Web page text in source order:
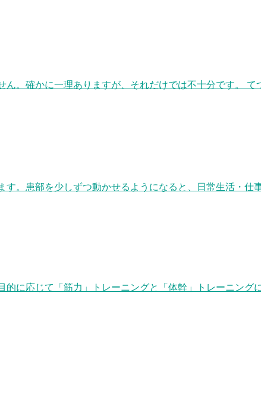
。確かに一理ありますが、それだけでは不十分です。
。患部を少しずつ動かせるようになると、日常生活・
に応じて「筋力」トレーニングと「体幹」トレーニング